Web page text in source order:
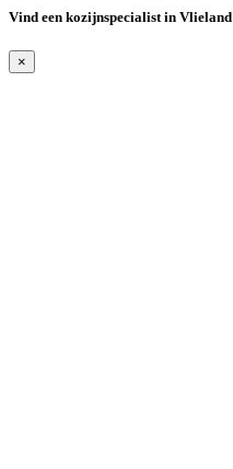
Vind een kozijnspecialist in Vlieland
×